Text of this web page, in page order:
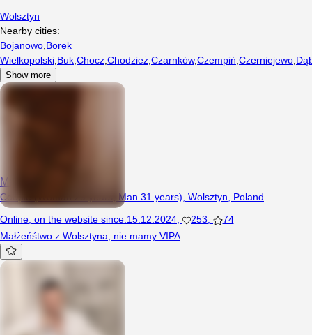
Wolsztyn
Nearby cities:
Bojanowo Borek
Wielkopolski Buk Chocz Chodzież Czarnków,Czempiń Czerniejewo
Show more
MalzenstwoWol
Couple (Woman 29 years, Man 31 years), Wolsztyn, Poland
Online on the website since:15.12.2024 253
74
Małżeńśtwo z Wolsztyna, nie mamy VIPA